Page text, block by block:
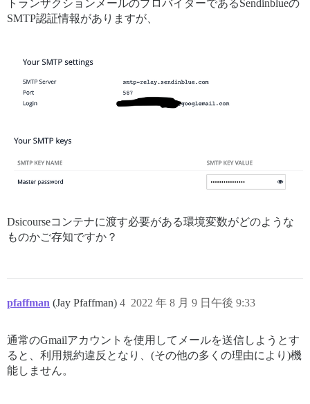
トランザクションメールのプロバイダーであるSendinblueの
SMTP認証情報がありますが、
Dsicourseコンテナに渡す必要がある環境変数がどのような
ものかご存知ですか？
pfaffman (Jay Pfaffman) 2022 年 8 月 9 日午後 9:33
4
通常のGmailアカウントを使用してメールを送信しようとす
ると、利用規約違反となり、(その他の多くの理由により)機
能しません。